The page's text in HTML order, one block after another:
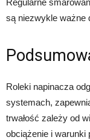
Regularne
są niezwykle ważne
Roleki napinacza
systemach,
trwałość zależy od
obciążenie i warunki